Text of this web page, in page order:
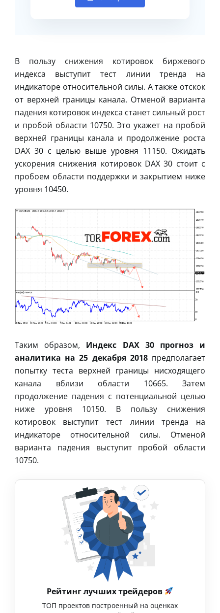
В пользу снижения котировок биржевого
индекса выступит тест линии тренда на
индикаторе относительной силы. А также отскок
от верхней границы канала. Отменой варианта
падения котировок индекса станет сильный рост
и пробой области 10750. Это укажет на пробой
верхней границы канала и продолжение роста
DAX 30 с целью выше уровня 11150. Ожидать
ускорения снижения котировок DAX 30 стоит с
пробоем области поддержки и закрытием ниже
уровня 10450.
Таким образом, Индекс DAX 30 прогноз и
аналитика на 25 декабря 2018предполагает
попытку теста верхней границы нисходящего
канала вблизи области 10665. Затем
продолжение падения с потенциальной целью
ниже уровня 10150. В пользу снижения
котировок выступит тест линии тренда на
индикаторе относительной силы. Отменой
варианта падения выступит пробой области
10750.
Рейтинг лучших трейдеров
ТОП проектов построенный на оценках